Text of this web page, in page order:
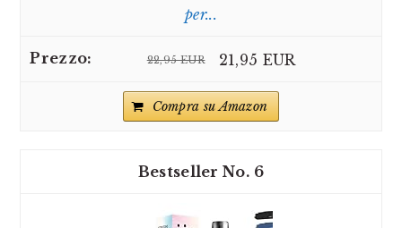
per...
22,95 EUR 21,95 EUR
Compra su Amazon
6